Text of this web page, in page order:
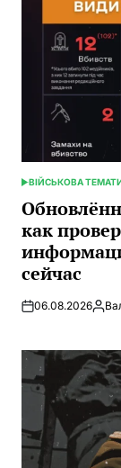
ОПУБЛИКОВАНО
В
ВІЙСЬКОВА
как
сейчас
06.08.2026